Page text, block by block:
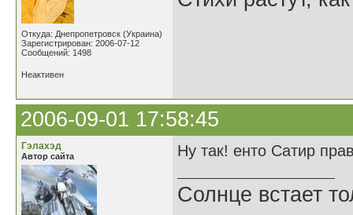
Откуда: Днепропетровск (Украина)
Зарегистрирован: 2006-07-12
Сообщений: 1498
Неактивен
2006-09-01 17:58:45
Гэлахэд
Автор сайта Ну так! енто Сатир
Солнце встает